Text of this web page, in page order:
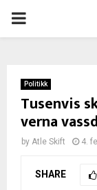
PRIMARY
Politikk
Tusenvis
verna
by Atle Skift 4.
SHARE